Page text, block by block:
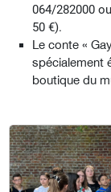
064/282000 ou
50 €).
Le conte «
spécialement
boutique du